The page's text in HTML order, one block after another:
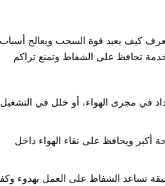
كيف يعيد قوة السحب ويعالج أسباب
تحافظ على الشفاط وتمنع تراكم
في مجرى الهواء، أو خلل في
أكبر ويحافظ على نقاء الهواء داخل
تساعد الشفاط على العمل بهدوء